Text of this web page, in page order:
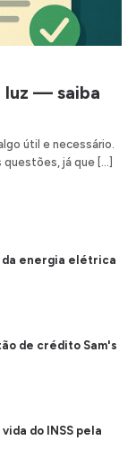
luz — saiba
útil e necessário.
já que […]
da energia elétrica
de crédito Sam's
do INSS pela